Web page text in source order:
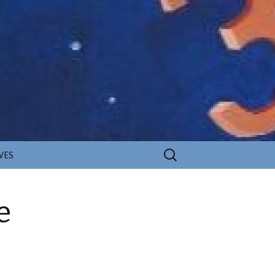
Rechercher :